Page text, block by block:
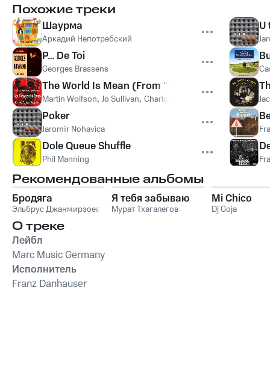
Похожие треки
Шаурма
Аркадий Непотребский
P… De Toi
Georges Brassens
The World Is Mean (From "The Threepenny
Martin Wolfson, Jo Sullivan, Charlotte Rae
Poker
Jaromír Nohavica
Dole Queue Shuffle
Phil Manning
U
Рекомендованные альбомы
Бродяга
Эльбрус Джанмирзоев
Я тебя забываю
Мурат Тхагалегов
Mi Chico
Dj Goja
О треке
Лейбл
Marc Music Germany
Исполнитель
Franz Danhauser